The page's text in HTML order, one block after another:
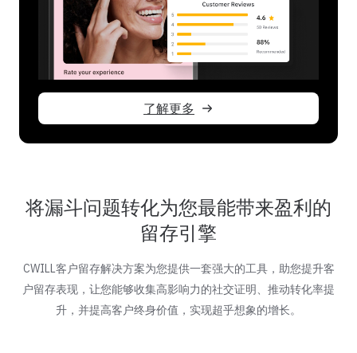
了解更多
了解更多
将漏斗问题转化为您最能带来盈利的
留存引擎
CWILL客户留存解决方案为您提供一套强大的工具，助您提升客
户留存表现，让您能够收集高影响力的社交证明、推动转化率提
升，并提高客户终身价值，实现超乎想象的增长。